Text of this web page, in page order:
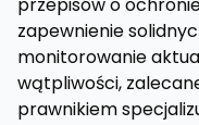
zapewnienie
monitorowanie
wątpliwości,
prawnikiem